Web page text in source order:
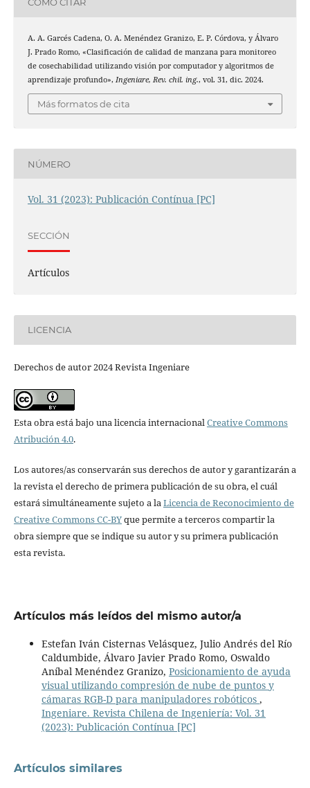
CÓMO CITAR
A. A. Garcés Cadena, O. A. Menéndez Granizo, E. P. Córdova, y Álvaro
J. Prado Romo, «Clasificación de calidad de manzana para monitoreo
de cosechabilidad utilizando visión por computador y algoritmos de
aprendizaje profundo», Ingeniare, Rev. chil. ing., vol. 31, dic. 2024.
Más formatos de cita
NÚMERO
Vol. 31 (2023): Publicación Contínua [PC]
SECCIÓN
Artículos
LICENCIA
Derechos de autor 2024 Revista Ingeniare
Esta obra está bajo una licencia internacional Creative Commons
Atribución 4.0.
Los autores/as conservarán sus derechos de autor y garantizarán a
la revista el derecho de primera publicación de su obra, el cuál
estará simultáneamente sujeto a la Licencia de Reconocimiento de
Creative Commons CC-BYque permite a terceros compartir la
obra siempre que se indique su autor y su primera publicación
esta revista.
Artículos más leídos del mismo autor/a
Estefan Iván Cisternas Velásquez, Julio Andrés del Río
Caldumbide, Álvaro Javier Prado Romo, Oswaldo
Aníbal Menéndez Granizo, Posicionamiento de ayuda
visual utilizando compresión de nube de puntos y
cámaras RGB-D para manipuladores robóticos ,
Ingeniare. Revista Chilena de Ingeniería: Vol. 31
(2023): Publicación Contínua [PC]
Artículos similares